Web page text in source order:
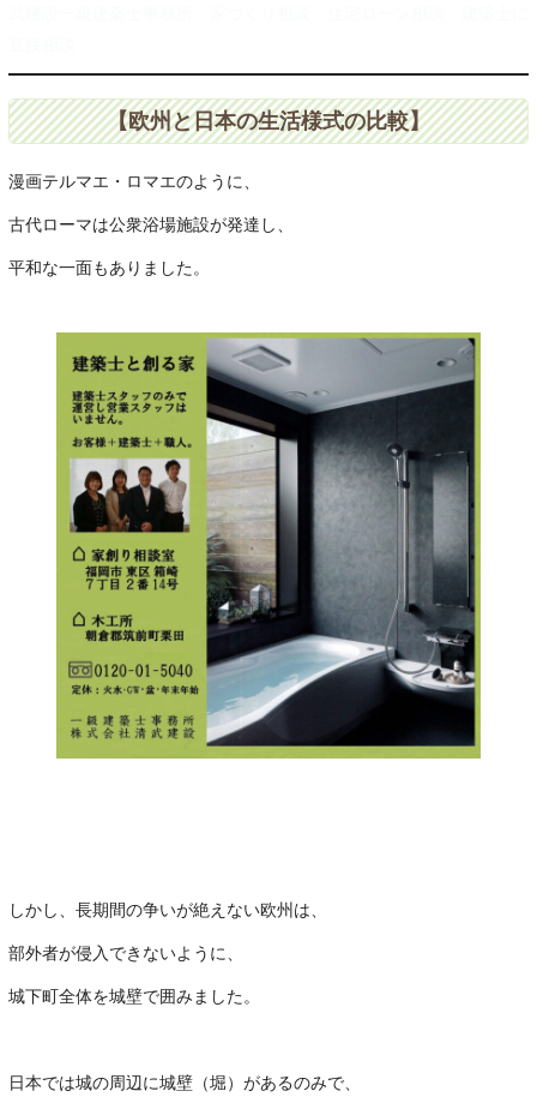
【欧州と日本の生活様式の比較】
漫画テルマエ・ロマエのように、
古代ローマは公衆浴場施設が発達し、
平和な一面もありました。
しかし、長期間の争いが絶えない欧州は、
部外者が侵入できないように、
城下町全体を城壁で囲みました。
日本では城の周辺に城壁（堀）があるのみで、